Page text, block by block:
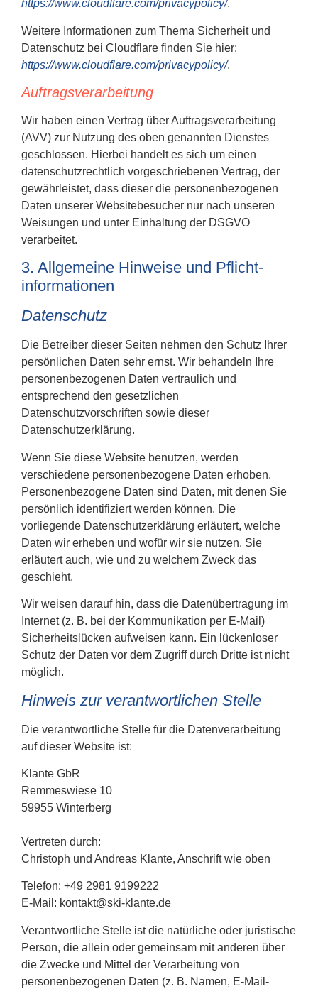
https://www.cloudflare.com/privacypolicy/.
Weitere Informationen zum Thema Sicherheit und
Datenschutz bei Cloudflare finden Sie hier:
https://www.cloudflare.com/privacypolicy/.
Auftragsverarbeitung
Wir haben einen Vertrag über Auftragsverarbeitung
(AVV) zur Nutzung des oben genannten Dienstes
geschlossen. Hierbei handelt es sich um einen
datenschutzrechtlich vorgeschriebenen Vertrag, der
gewährleistet, dass dieser die personenbezogenen
Daten unserer Websitebesucher nur nach unseren
Weisungen und unter Einhaltung der DSGVO
verarbeitet.
3. Allgemeine Hinweise und Pflicht­
informationen
Datenschutz
Die Betreiber dieser Seiten nehmen den Schutz Ihrer
persönlichen Daten sehr ernst. Wir behandeln Ihre
personenbezogenen Daten vertraulich und
entsprechend den gesetzlichen
Datenschutzvorschriften sowie dieser
Datenschutzerklärung.
Wenn Sie diese Website benutzen, werden
verschiedene personenbezogene Daten erhoben.
Personenbezogene Daten sind Daten, mit denen Sie
persönlich identifiziert werden können. Die
vorliegende Datenschutzerklärung erläutert, welche
Daten wir erheben und wofür wir sie nutzen. Sie
erläutert auch, wie und zu welchem Zweck das
geschieht.
Wir weisen darauf hin, dass die Datenübertragung im
Internet (z. B. bei der Kommunikation per E-Mail)
Sicherheitslücken aufweisen kann. Ein lückenloser
Schutz der Daten vor dem Zugriff durch Dritte ist nicht
möglich.
Hinweis zur verantwortlichen Stelle
Die verantwortliche Stelle für die Datenverarbeitung
auf dieser Website ist:
Klante GbR
Remmeswiese 10
59955 Winterberg
Vertreten durch:
Christoph und Andreas Klante, Anschrift wie oben
Telefon: +49 2981 9199222
E-Mail: kontakt@ski-klante.de
Verantwortliche Stelle ist die natürliche oder juristische
Person, die allein oder gemeinsam mit anderen über
die Zwecke und Mittel der Verarbeitung von
personenbezogenen Daten (z. B. Namen, E-Mail-